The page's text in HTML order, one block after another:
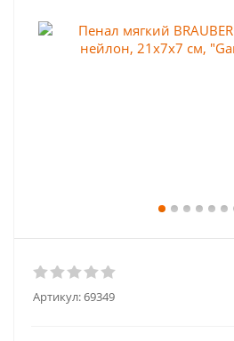
Артикул:69349